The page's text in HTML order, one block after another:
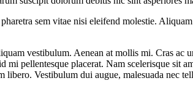
pharetra sem vitae nisi eleifend molestie.
vestibulum. Aenean at mollis mi. Cras ac
mi pellentesque placerat. Nam scelerisque sit
libero. Vestibulum dui augue, malesuada nec